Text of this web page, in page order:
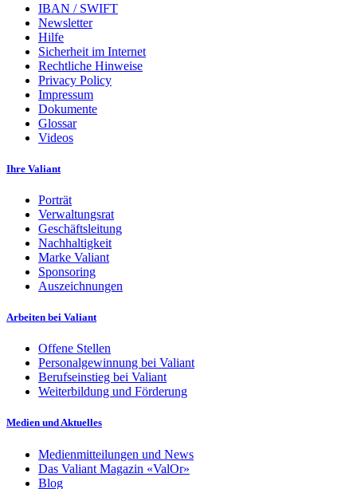
IBAN / SWIFT
Newsletter
Hilfe
Sicherheit im Internet
Rechtliche Hinweise
Privacy Policy
Impressum
Dokumente
Glossar
Videos
Ihre Valiant
Porträt
Verwaltungsrat
Geschäftsleitung
Nachhaltigkeit
Marke Valiant
Sponsoring
Auszeichnungen
Arbeiten bei Valiant
Offene Stellen
Personalgewinnung bei Valiant
Berufseinstieg bei Valiant
Weiterbildung und Förderung
Medien und Aktuelles
Medienmitteilungen und News
Das Valiant Magazin «ValOr»
Blog